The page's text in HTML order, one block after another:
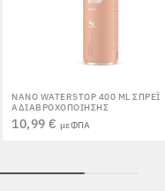
NANO WATERSTOP 400 ML ΣΠΡΈΙ
ΑΔΙΑΒΡΟΧΟΠΟΊΗΣΗΣ
10,99 € με ΦΠΑ